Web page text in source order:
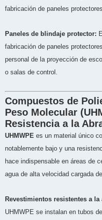
fabricación de paneles
Paneles de blindaje protector:
fabricación de paneles
personal de la proyección de
o salas de control.
Compuestos de
Peso Molecular
Resistencia a la
UHMWPE es un material único
notablemente bajo y una
hace indispensable en áreas de
agua de alta velocidad cargada
Revestimientos resistentes a la
UHMWPE se instalan en tubos